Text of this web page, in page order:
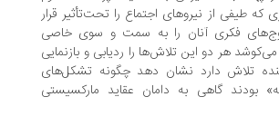
از نیروهای اجتماع را تحت‌تأثیر قرار
فکری آنان را به سمت و سوی خاصی
دو این تلاش‌ها را ردیابی و بازنمایی
دارد نشان دهد چگونه تشکل‌های
گاهی به دامان عقاید مارکسیستی